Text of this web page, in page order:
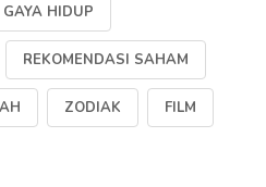
GAYA HIDUP
REKOMENDASI SAHAM
ZODIAK FILM